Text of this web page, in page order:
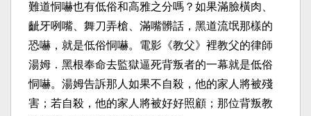
難道恫嚇也有低俗和高雅之分嗎？如果滿臉橫肉、
齜牙咧嘴、舞刀弄槍、滿嘴髒話，黑道流氓那樣的
恐嚇，就是低俗恫嚇。電影《教父》裡教父的律師
湯姆．黑根奉命去監獄逼死背叛者的一幕就是低俗
恫嚇。湯姆告訴那人如果不自殺，他的家人將被殘
害；若自殺，他的家人將被好好照顧；那位背叛教